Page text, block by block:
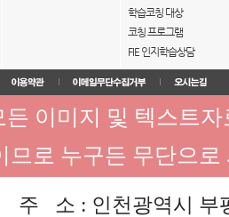
학습코칭 대상
코칭 프로그램
FIE 인지학습상담
든 이미지 및 텍스트
므로 누구든 무단으
주 소 : 인천광역시 부